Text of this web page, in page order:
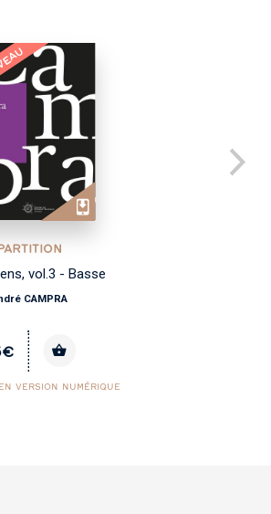
vol.3 - Basse
CAMPRA
VERSION NUMÉRIQUE